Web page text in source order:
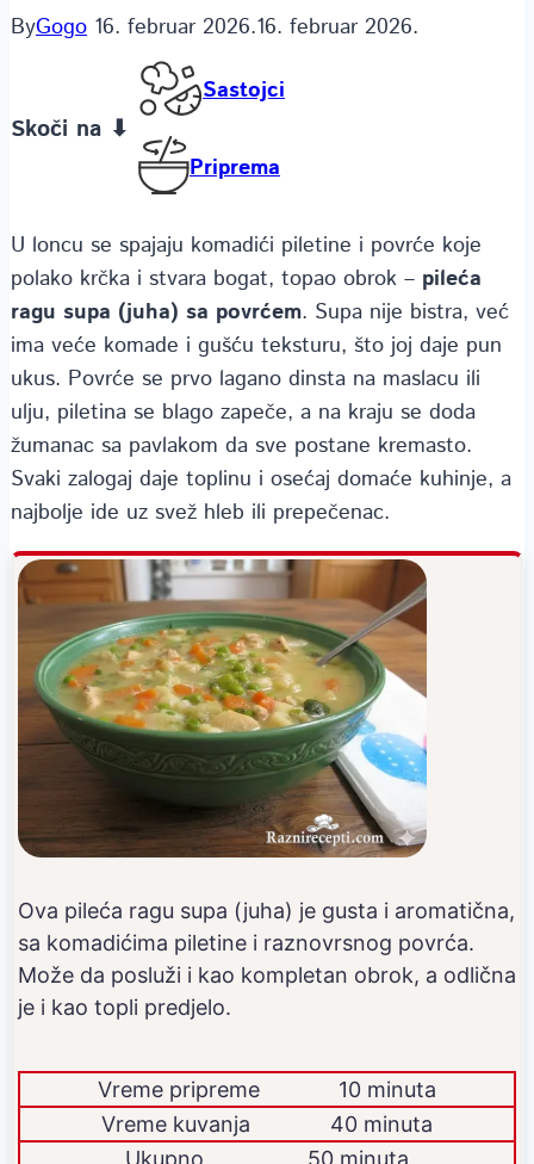
ByGogo 16. februar 2026.16. februar 2026.
Skoči na ⬇
Sastojci
Priprema
U loncu se spajaju komadići piletine i povrće koje
polako krčka i stvara bogat, topao obrok – pileća
ragu supa (juha) sa povrćem. Supa nije bistra, već
ima veće komade i gušću teksturu, što joj daje pun
ukus. Povrće se prvo lagano dinsta na maslacu ili
ulju, piletina se blago zapeče, a na kraju se doda
žumanac sa pavlakom da sve postane kremasto.
Svaki zalogaj daje toplinu i osećaj domaće kuhinje, a
najbolje ide uz svež hleb ili prepečenac.
Ova pileća ragu supa (juha) je gusta i aromatična,
sa komadićima piletine i raznovrsnog povrća.
Može da posluži i kao kompletan obrok, a odlična
je i kao topli predjelo.
Vreme pripreme
10 minuta
Vreme kuvanja
40 minuta
Ukupno
50 minuta